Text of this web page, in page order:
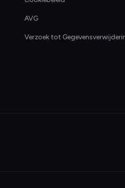
AVG
Verzoek tot